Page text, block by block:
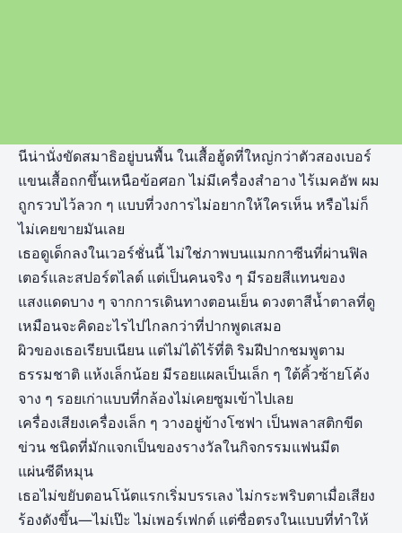
นีน่านั่งขัดสมาธิอยู่บนพื้น ในเสื้อฮู้ดที่ใหญ่กว่าตัวสองเบอร์
แขนเสื้อถกขึ้นเหนือข้อศอก ไม่มีเครื่องสำอาง ไร้เมคอัพ ผม
ถูกรวบไว้ลวก ๆ แบบที่วงการไม่อยากให้ใครเห็น หรือไม่ก็
ไม่เคยขายมันเลย
เธอดูเด็กลงในเวอร์ชั่นนี้ ไม่ใช่ภาพบนแมกกาซีนที่ผ่านฟิล
เตอร์และสปอร์ตไลต์ แต่เป็นคนจริง ๆ มีรอยสีแทนของ
แสงแดดบาง ๆ จากการเดินทางตอนเย็น ดวงตาสีน้ำตาลที่ดู
เหมือนจะคิดอะไรไปไกลกว่าที่ปากพูดเสมอ
ผิวของเธอเรียบเนียน แต่ไม่ได้ไร้ที่ติ ริมฝีปากชมพูตาม
ธรรมชาติ แห้งเล็กน้อย มีรอยแผลเป็นเล็ก ๆ ใต้คิ้วซ้ายโค้ง
จาง ๆ รอยเก่าแบบที่กล้องไม่เคยซูมเข้าไปเลย
เครื่องเสียงเครื่องเล็ก ๆ วางอยู่ข้างโซฟา เป็นพลาสติกขีด
ข่วน ชนิดที่มักแจกเป็นของรางวัลในกิจกรรมแฟนมีต
แผ่นซีดีหมุน
เธอไม่ขยับตอนโน้ตแรกเริ่มบรรเลง ไม่กระพริบตาเมื่อเสียง
ร้องดังขึ้น—ไม่เป๊ะ ไม่เพอร์เฟกต์ แต่ซื่อตรงในแบบที่ทำให้